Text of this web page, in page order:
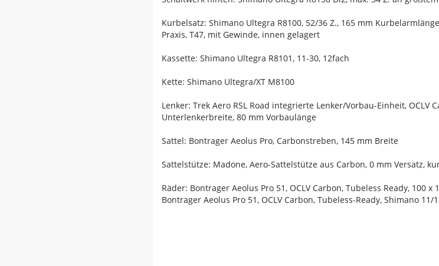
Kurbelsatz: Shimano Ultegra R8100, 52/36 Z., 165 mm Kurbelarmlänge
Praxis, T47, mit Gewinde, innen gelagert
Kassette: Shimano Ultegra R8101, 11-30, 12fach
Kette: Shimano Ultegra/XT M8100
Lenker: Trek Aero RSL Road integrierte Lenker/Vorbau-Einheit,
Unterlenkerbreite, 80 mm Vorbaulänge
Sattel: Bontrager Aeolus Pro, Carbonstreben, 145 mm Breite
Sattelstütze: Madone, Aero-Sattelstütze aus Carbon, 0 mm Versatz,
Räder: Bontrager Aeolus Pro 51, OCLV Carbon, Tubeless Ready, 100 x
Bontrager Aeolus Pro 51, OCLV Carbon, Tubeless-Ready, Shimano